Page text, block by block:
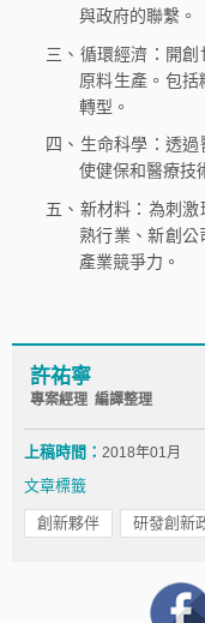
與政府的聯繫。
三、循環經濟：開
原料生產。包
轉型。
四、生命科學：透
使健保和醫療技
五、新材料：為刺
熟行業、新創公
產業競爭力。
許祐寧
專案經理 編譯整理
上稿時間： 2018年01月
文章標籤
創新夥伴 研發創新